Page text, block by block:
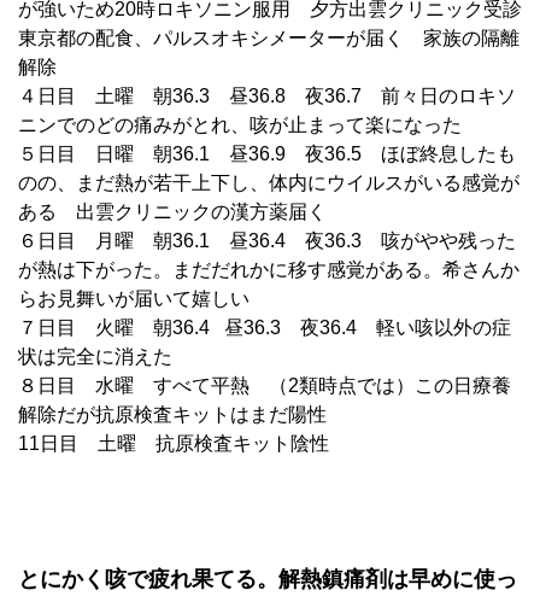
が強いため20時ロキソニン服用 夕方出雲クリニック受診
東京都の配食、パルスオキシメーターが届く 家族の隔離
解除
４日目 土曜 朝36.3 昼36.8 夜36.7 前々日のロキソ
ニンでのどの痛みがとれ、咳が止まって楽になった
５日目 日曜 朝36.1 昼36.9 夜36.5 ほぼ終息したも
のの、まだ熱が若干上下し、体内にウイルスがいる感覚が
ある 出雲クリニックの漢方薬届く
６日目 月曜 朝36.1 昼36.4 夜36.3 咳がやや残った
が熱は下がった。まだだれかに移す感覚がある。希さんか
らお見舞いが届いて嬉しい
７日目 火曜 朝36.4 昼36.3 夜36.4 軽い咳以外の症
状は完全に消えた
８日目 水曜 すべて平熱 （2類時点では）この日療養
解除だが抗原検査キットはまだ陽性
11日目 土曜 抗原検査キット陰性
とにかく咳で疲れ果てる。解熱鎮痛剤は早めに使っ